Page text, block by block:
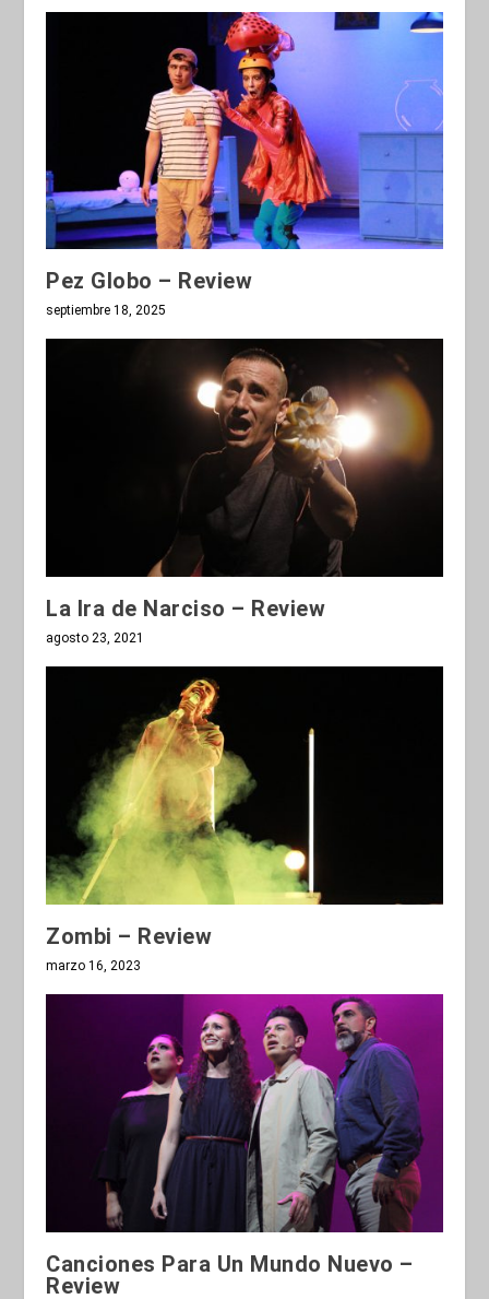
Pez Globo – Review
septiembre 18, 2025
La Ira de Narciso – Review
agosto 23, 2021
Zombi – Review
marzo 16, 2023
Canciones Para Un Mundo Nuevo –
Review